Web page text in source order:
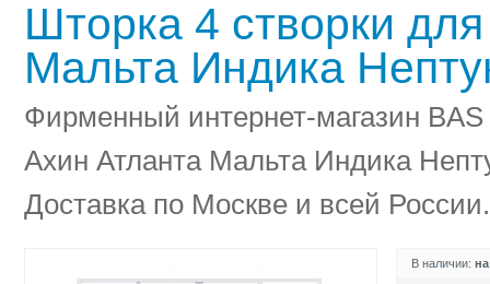
Шторка 4 створки
Мальта Индика
Фирменный интернет-магазин
Ахин Атланта Мальта Индика
Доставка по Москве и всей России.
В наличии: